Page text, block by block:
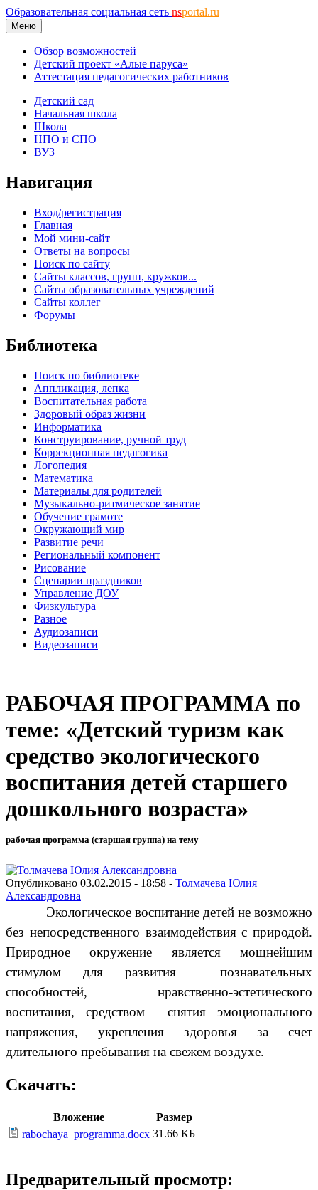
Образовательная социальная сеть nsportal.ru
Меню
Обзор возможностей
Детский проект «Алые паруса»
Аттестация педагогических работников
Детский сад
Начальная школа
Школа
НПО и СПО
ВУЗ
Навигация
Вход/регистрация
Главная
Мой мини-сайт
Ответы на вопросы
Поиск по сайту
Сайты классов, групп, кружков...
Сайты образовательных учреждений
Сайты коллег
Форумы
Библиотека
Поиск по библиотеке
Аппликация, лепка
Воспитательная работа
Здоровый образ жизни
Информатика
Конструирование, ручной труд
Коррекционная педагогика
Логопедия
Математика
Материалы для родителей
Музыкально-ритмическое занятие
Обучение грамоте
Окружающий мир
Развитие речи
Региональный компонент
Рисование
Сценарии праздников
Управление ДОУ
Физкультура
Разное
Аудиозаписи
Видеозаписи
РАБОЧАЯ ПРОГРАММА по
теме: «Детский туризм как
средство экологического
воспитания детей старшего
дошкольного возраста»
рабочая программа (старшая группа) на тему
Опубликовано 03.02.2015 - 18:58 - Толмачева Юлия
Александровна
Экологическое воспитание детей не возможно
без непосредственного взаимодействия с природой.
Природное окружение является мощнейшим
стимулом для развития познавательных
способностей, нравственно-эстетического
воспитания, средством снятия эмоционального
напряжения, укрепления здоровья за счет
длительного пребывания на свежем воздухе.
Скачать:
Вложение
Размер
rabochaya_programma.docx 31.66 КБ
Предварительный просмотр: